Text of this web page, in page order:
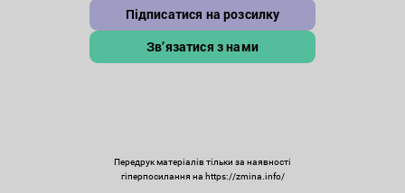
Підписатися на розсилку
Зв’язатися з нами
Передрук матеріалів тільки за наявності
гіперпосилання на https://zmina.info/